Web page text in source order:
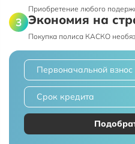
Приобретение любого
Экономия на
Покупка полиса КАСКО
Первоначальной взнос
Срок кредита